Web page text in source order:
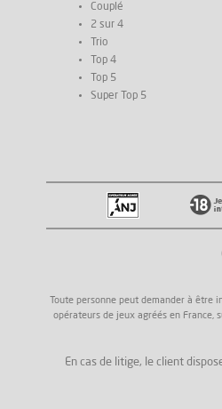
Couplé
2 sur 4
Trio
Top 4
Top 5
Super Top 5
Toute personne peut demander à
opérateurs de jeux agréés en France,
En cas de litige, le client